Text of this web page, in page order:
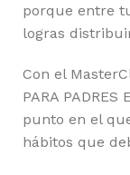
porque entre
logras
Con el
PARA PADRES
punto en el
hábitos que